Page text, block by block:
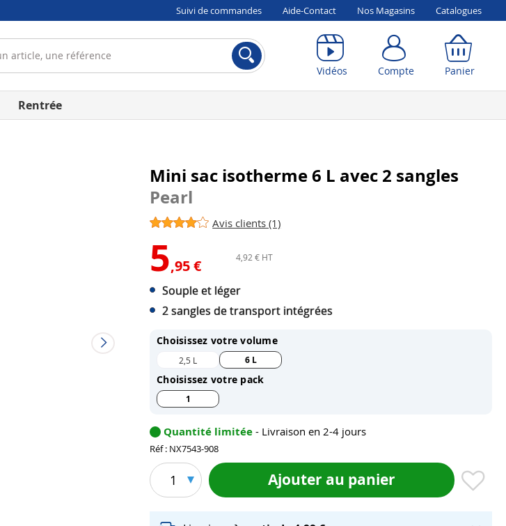
Suivi de commandes Aide-Contact Nos Magasins Catalogues
Vidéos Compte Panier
Rentrée
Mini sac isotherme 6 L avec 2 sangles
Pearl
Avis clients (1)
5,95 € 4,92 € HT
Souple et léger
2 sangles de transport intégrées
Choisissez votre volume
2,5 L 6 L
Choisissez votre pack
1
Quantité limitée - Livraison en 2-4 jours
Réf : NX7543-908
1 Ajouter au panier
Compte Panier